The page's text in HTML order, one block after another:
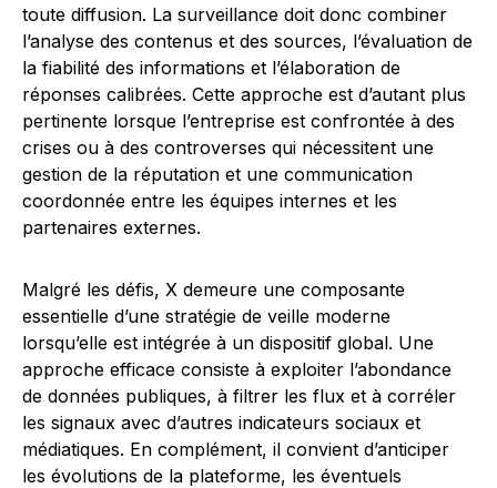
toute diffusion. La surveillance doit donc combiner
l’analyse des contenus et des sources, l’évaluation de
la fiabilité des informations et l’élaboration de
réponses calibrées. Cette approche est d’autant plus
pertinente lorsque l’entreprise est confrontée à des
crises ou à des controverses qui nécessitent une
gestion de la réputation et une communication
coordonnée entre les équipes internes et les
partenaires externes.
Malgré les défis, X demeure une composante
essentielle d’une stratégie de veille moderne
lorsqu’elle est intégrée à un dispositif global. Une
approche efficace consiste à exploiter l’abondance
de données publiques, à filtrer les flux et à corréler
les signaux avec d’autres indicateurs sociaux et
médiatiques. En complément, il convient d’anticiper
les évolutions de la plateforme, les éventuels